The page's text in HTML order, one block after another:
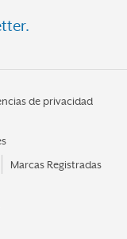
de privacidad
Marcas Registradas